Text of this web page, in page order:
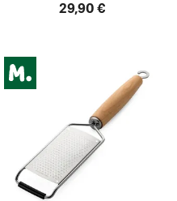
29,90 €